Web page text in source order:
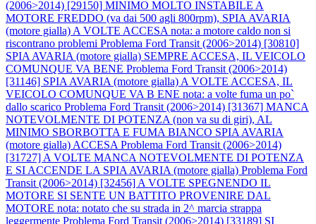
(2006>2014) [29150] MINIMO MOLTO INSTABILE A
MOTORE FREDDO (va dai 500 agli 800rpm), SPIA AVARIA
(motore gialla) A VOLTE ACCESA nota: a motore caldo non si
riscontrano problemi Problema Ford Transit (2006>2014) [30810]
SPIA AVARIA (motore gialla) SEMPRE ACCESA, IL VEICOLO
COMUNQUE VA BENE Problema Ford Transit (2006>2014)
[31146] SPIA AVARIA (motore gialla) A VOLTE ACCESA, IL
VEICOLO COMUNQUE VA B ENE nota: a volte fuma un po`
dallo scarico Problema Ford Transit (2006>2014) [31367] MANCA
NOTEVOLMENTE DI POTENZA (non va su di giri), AL
MINIMO SBORBOTTA E FUMA BIANCO SPIA AVARIA
(motore gialla) ACCESA Problema Ford Transit (2006>2014)
[31727] A VOLTE MANCA NOTEVOLMENTE DI POTENZA
E SI ACCENDE LA SPIA AVARIA (motore gialla) Problema Ford
Transit (2006>2014) [32456] A VOLTE SPEGNENDO IL
MOTORE SI SENTE UN BATTITO PROVENIRE DAL
MOTORE nota: notato che su strada in 2^ marcia strappa
leggermente Problema Ford Transit (2006>2014) [33189] SI